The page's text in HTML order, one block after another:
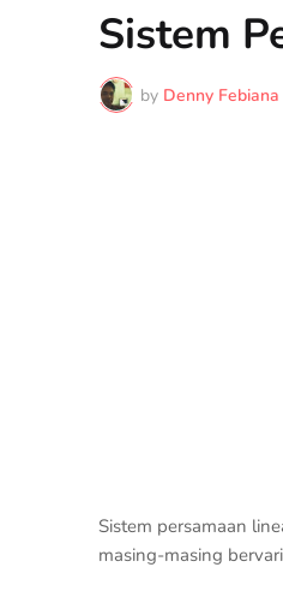
Sistem
by Denny
Sistem persamaan
masing-masing